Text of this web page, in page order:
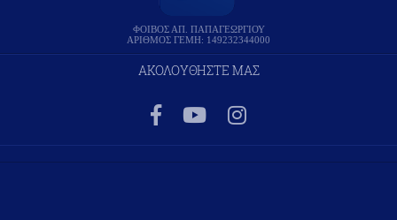
ΦΟΙΒΟΣ ΑΠ. ΠΑΠΑΓΕΩΡΓΙΟΥ
ΑΡΙΘΜΟΣ ΓΕΜΗ: 149232344000
ΑΚΟΛΟΥΘΗΣΤΕ ΜΑΣ